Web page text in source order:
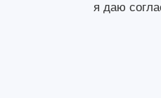
я даю